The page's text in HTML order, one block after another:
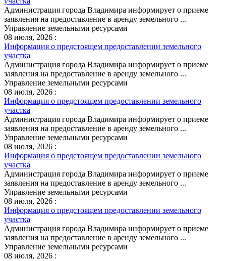
Администрация города Владимира информирует о приеме
заявления на предоставление в аренду земельного ...
Управление земельными ресурсами
08 июля, 2026 :
Информация о предстоящем предоставлении земельного
участка
Администрация города Владимира информирует о приеме
заявления на предоставление в аренду земельного ...
Управление земельными ресурсами
08 июля, 2026 :
Информация о предстоящем предоставлении земельного
участка
Администрация города Владимира информирует о приеме
заявления на предоставление в аренду земельного ...
Управление земельными ресурсами
08 июля, 2026 :
Информация о предстоящем предоставлении земельного
участка
Администрация города Владимира информирует о приеме
заявления на предоставление в аренду земельного ...
Управление земельными ресурсами
08 июля, 2026 :
Информация о предстоящем предоставлении земельного
участка
Администрация города Владимира информирует о приеме
заявления на предоставление в аренду земельного ...
Управление земельными ресурсами
08 июля, 2026 :